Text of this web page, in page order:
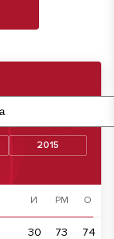
2015
И РМ О
30 73 74